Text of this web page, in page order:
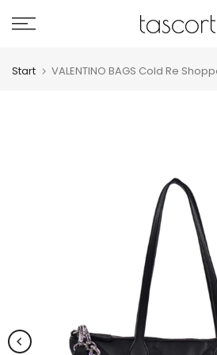
Zum
springen
Start VALENTINO BAGS Cold Re